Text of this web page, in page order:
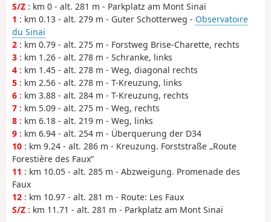
S/Z : km 0 - alt. 281 m - Parkplatz am Mont Sinaï
1 : km 0.13 - alt. 279 m - Guter Schotterweg - Observatoire
du Sinaï
2 : km 0.79 - alt. 275 m - Forstweg Brise-Charette, rechts
3 : km 1.26 - alt. 278 m - Schranke, links
4 : km 1.45 - alt. 278 m - Weg, diagonal rechts
5 : km 2.56 - alt. 278 m - T-Kreuzung, links
6 : km 3.88 - alt. 284 m - T-Kreuzung, rechts
7 : km 5.09 - alt. 275 m - Weg, rechts
8 : km 6.18 - alt. 219 m - Weg, links
9 : km 6.94 - alt. 254 m - Überquerung der D34
10 : km 9.24 - alt. 286 m - Kreuzung. Forststraße „Route
Forestière des Faux“
11 : km 10.05 - alt. 285 m - Abzweigung. Promenade des
Faux
12 : km 10.97 - alt. 281 m - Route: Les Faux
S/Z : km 11.71 - alt. 281 m - Parkplatz am Mont Sinaï